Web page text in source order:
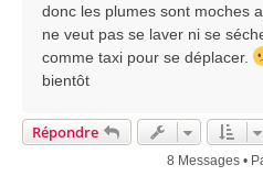
donc les plumes sont moches
ne veut pas se laver ni se
comme taxi pour se déplacer.
bientôt
Répondre
8 Messages •